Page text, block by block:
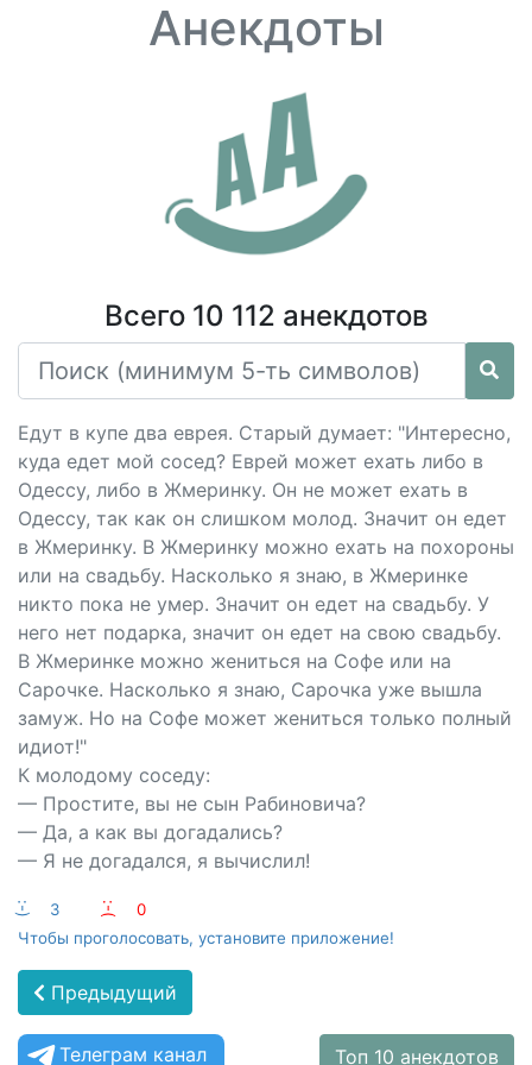
Анекдоты
Всего 10 112 анекдотов
Едут в купе два еврея. Старый думает: "Интересно,
куда едет мой сосед? Еврей может ехать либо в
Одессу, либо в Жмеринку. Он не может ехать в
Одессу, так как он слишком молод. Значит он едет
в Жмеринку. В Жмеринку можно ехать на похороны
или на свадьбу. Насколько я знаю, в Жмеринке
никто пока не умер. Значит он едет на свадьбу. У
него нет подарка, значит он едет на свою свадьбу.
В Жмеринке можно жениться на Софе или на
Сарочке. Насколько я знаю, Сарочка уже вышла
замуж. Но на Софе может жениться только полный
идиот!"
К молодому соседу:
— Простите, вы не сын Рабиновича?
— Да, а как вы догадались?
— Я не догадался, я вычислил!
:-) 3 :-(
0
Чтобы проголосовать, установите приложение!
Предыдущий
Телеграм канал Топ 10 анекдотов